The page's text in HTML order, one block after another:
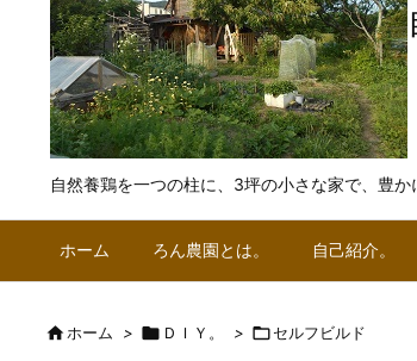
自然養鶏を一つの柱に、3坪の小さな家で、豊か
ホーム ろん農園とは。 自己紹介。
ホーム >  ＤＩＹ。 > セルフビルド